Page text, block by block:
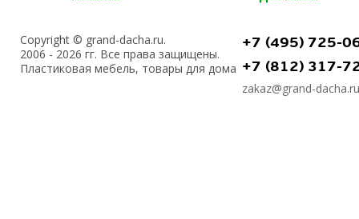
Copyright © grand-dacha.ru.
2006 - 2026 гг. Все права защищены.
Пластиковая мебель, товары для дома
+7 (495) 725-
+7 (812) 317-
zakaz@grand-dacha.ru